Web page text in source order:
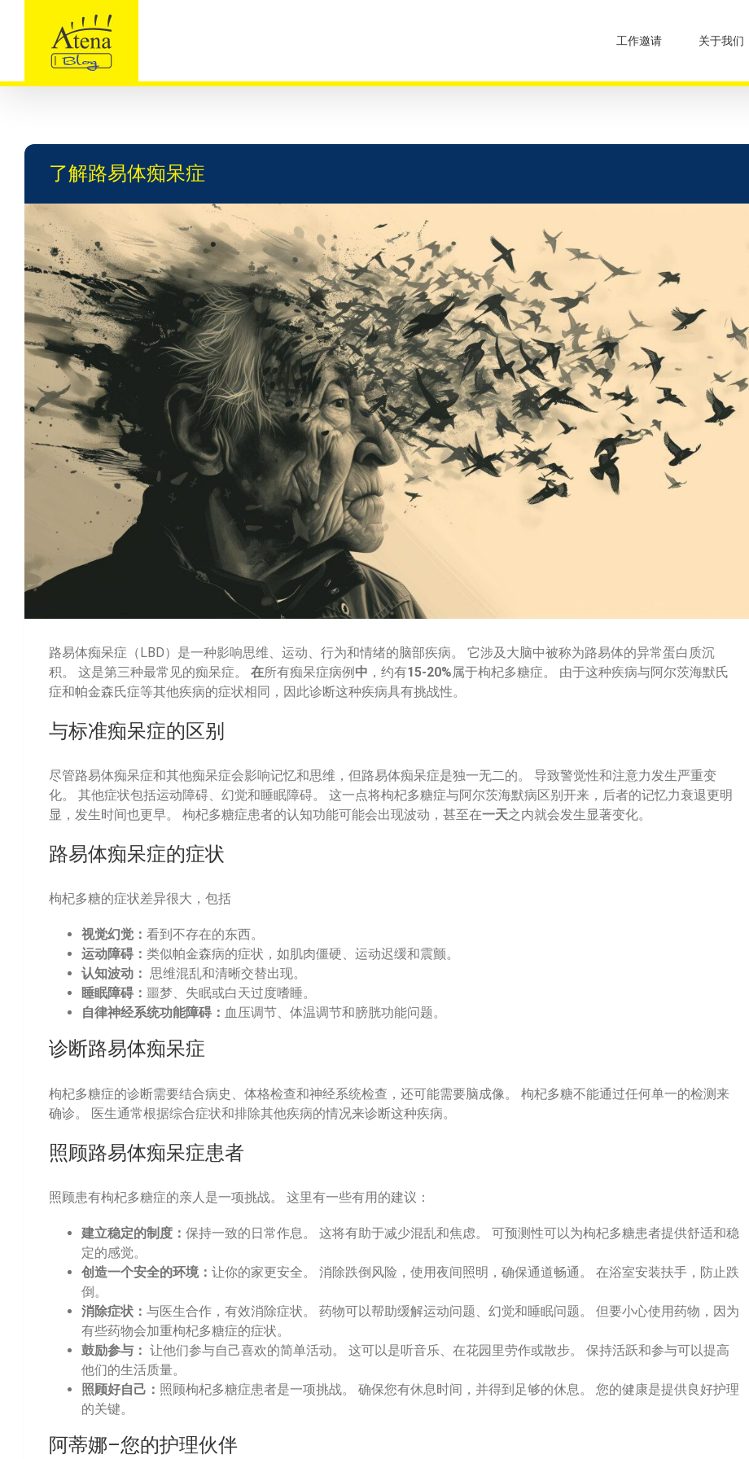
工作邀请 关于我们
了解路易体痴呆症
路易体痴呆症（LBD）是一种影响思维、运动、行为和情绪的脑部疾病。 它涉及大脑中被称为路易体的异常蛋白质沉
积。 这是第三种最常见的痴呆症。 在所有痴呆症病例中 ，约有15-20%属于枸杞多糖症。 由于这种疾病与阿尔茨海默氏
症和帕金森氏症等其他疾病的症状相同，因此诊断这种疾病具有挑战性。
与标准痴呆症的区别
尽管路易体痴呆症和其他痴呆症会影响记忆和思维，但路易体痴呆症是独一无二的。 导致警觉性和注意力发生严重变
化。 其他症状包括运动障碍、幻觉和睡眠障碍。 这一点将枸杞多糖症与阿尔茨海默病区别开来，后者的记忆力衰退更明
显，发生时间也更早。 枸杞多糖症患者的认知功能可能会出现波动，甚至在一天之内就会发生显著变化。
路易体痴呆症的症状
枸杞多糖的症状差异很大，包括
视觉幻觉： 看到不存在的东西。
运动障碍： 类似帕金森病的症状，如肌肉僵硬、运动迟缓和震颤。
认知波动： 思维混乱和清晰交替出现。
睡眠障碍： 噩梦、失眠或白天过度嗜睡。
自律神经系统功能障碍： 血压调节、体温调节和膀胱功能问题。
诊断路易体痴呆症
枸杞多糖症的诊断需要结合病史、体格检查和神经系统检查，还可能需要脑成像。 枸杞多糖不能通过任何单一的检测来
确诊。 医生通常根据综合症状和排除其他疾病的情况来诊断这种疾病。
照顾路易体痴呆症患者
照顾患有枸杞多糖症的亲人是一项挑战。 这里有一些有用的建议：
建立稳定的制度： 保持一致的日常作息。 这将有助于减少混乱和焦虑。 可预测性可以为枸杞多糖患者提供舒适和稳
定的感觉。
创造一个安全的环境： 让你的家更安全。 消除跌倒风险，使用夜间照明，确保通道畅通。 在浴室安装扶手，防止跌
倒。
消除症状： 与医生合作，有效消除症状。 药物可以帮助缓解运动问题、幻觉和睡眠问题。 但要小心使用药物，因为
有些药物会加重枸杞多糖症的症状。
鼓励参与： 让他们参与自己喜欢的简单活动。 这可以是听音乐、在花园里劳作或散步。 保持活跃和参与可以提高
他们的生活质量。
照顾好自己： 照顾枸杞多糖症患者是一项挑战。 确保您有休息时间，并得到足够的休息。 您的健康是提供良好护理
的关键。
阿蒂娜–您的护理伙伴